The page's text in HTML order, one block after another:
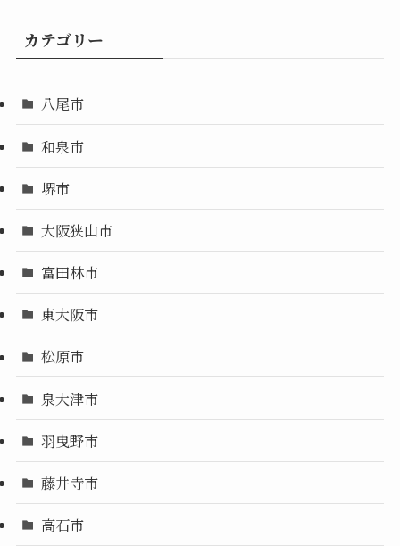
カテゴリー
八尾市
和泉市
堺市
大阪狭山市
富田林市
東大阪市
松原市
泉大津市
羽曳野市
藤井寺市
高石市